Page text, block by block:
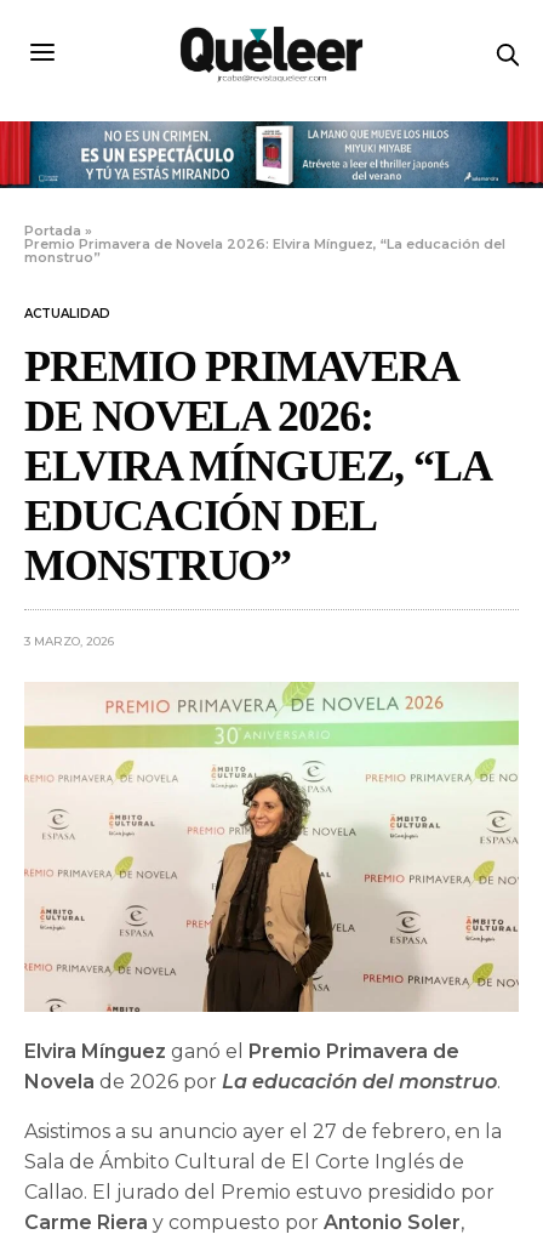
Portada »
Premio Primavera de Novela 2026: Elvira Mínguez, “La educación del
monstruo”
ACTUALIDAD
PREMIO PRIMAVERA
DE NOVELA 2026:
ELVIRA MÍNGUEZ, “LA
EDUCACIÓN DEL
MONSTRUO”
3 MARZO, 2026
Elvira Mínguez ganó el
Premio Primavera de
Novela de 2026 porLa educación del monstruo.
Asistimos a su anuncio ayer el 27 de febrero, en la
Sala de Ámbito Cultural de El Corte Inglés de
Callao. El jurado del Premio estuvo presidido por
Carme Riera y compuesto porAntonio Soler,